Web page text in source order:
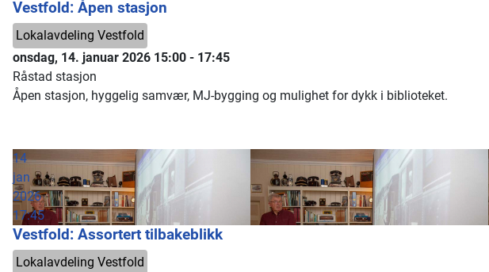
Vestfold: Åpen stasjon
Lokalavdeling Vestfold
onsdag, 14. januar 2026 15:00 - 17:45
Råstad stasjon
Åpen stasjon, hyggelig samvær, MJ-bygging og mulighet for dykk i biblioteket.
14
jan
2026
17:45
Vestfold: Assortert tilbakeblikk
Lokalavdeling Vestfold